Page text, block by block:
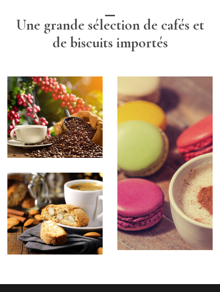
Une grande sélection de cafés et
de biscuits importés